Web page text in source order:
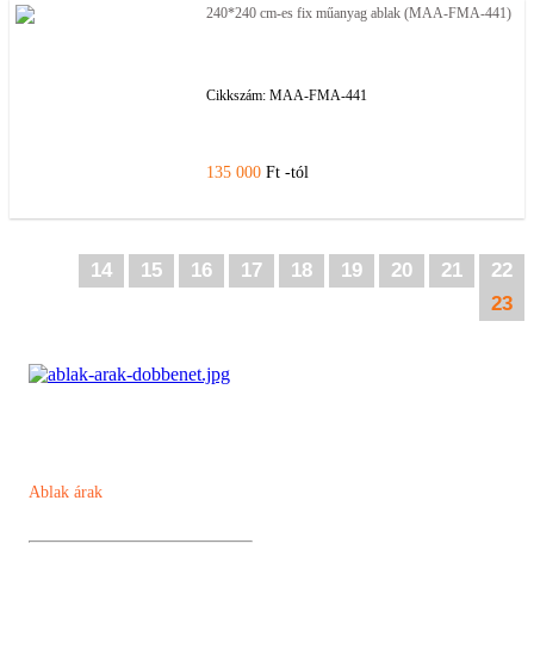
240*240 cm-es fix műanyag ablak (MAA-FMA-441)
Cikkszám: MAA-FMA-441
135 000 Ft -tól
14 15 16 17 18 19 20 21
22
23
Ablak árak